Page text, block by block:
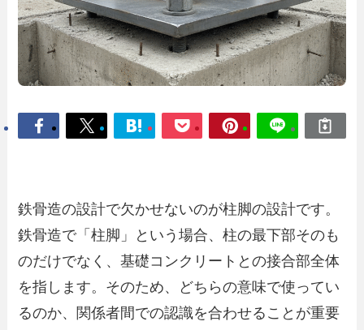
鉄骨造の設計で欠かせないのが柱脚の設計です。
鉄骨造で「柱脚」という場合、柱の最下部そのも
のだけでなく、基礎コンクリートとの接合部全体
を指します。そのため、どちらの意味で使ってい
るのか、関係者間での認識を合わせることが重要